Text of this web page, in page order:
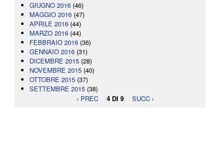
GIUGNO 2016 (46)
MAGGIO 2016 (47)
APRILE 2016 (44)
MARZO 2016 (44)
FEBBRAIO 2016 (36)
GENNAIO 2016 (31)
DICEMBRE 2015 (28)
NOVEMBRE 2015 (40)
OTTOBRE 2015 (37)
SETTEMBRE 2015 (38)
‹ PREC
4 DI 9 SUCC ›